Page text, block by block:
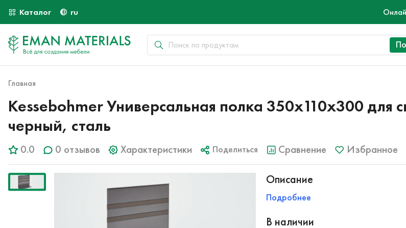
Каталог ru
Главная
Kessebohmer Универсальная полка 350x110x300 для
черный, сталь
0.0 0 отзывов Характеристики Поделиться Сравнение Избранное
Описание
Подробнее
В наличии